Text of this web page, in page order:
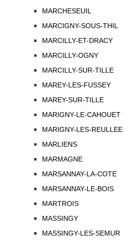
MARCHESEUIL
MARCIGNY-SOUS-THIL
MARCILLY-ET-DRACY
MARCILLY-OGNY
MARCILLY-SUR-TILLE
MAREY-LES-FUSSEY
MAREY-SUR-TILLE
MARIGNY-LE-CAHOUET
MARIGNY-LES-REULLEE
MARLIENS
MARMAGNE
MARSANNAY-LA-COTE
MARSANNAY-LE-BOIS
MARTROIS
MASSINGY
MASSINGY-LES-SEMUR